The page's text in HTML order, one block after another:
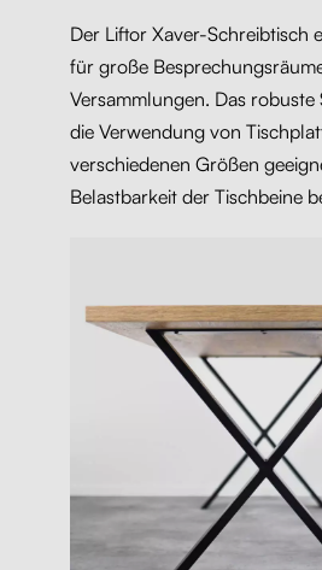
Der Liftor Xaver-Schreibtisch
für große
Versammlungen. Das
die Verwendung von
verschiedenen Größen
Belastbarkeit der Tischbeine